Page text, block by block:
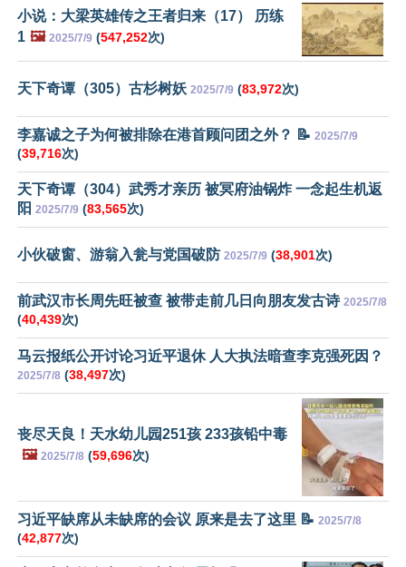
小说：大梁英雄传之王者归来（17） 历练
1 🖼️ 2025/7/9 (547,252次)
天下奇谭（305）古杉树妖 2025/7/9 (83,972次)
李嘉诚之子为何被排除在港首顾问团之外？ 📝 2025/7/9
(39,716次)
天下奇谭（304）武秀才亲历 被冥府油锅炸 一念起生机返
阳 2025/7/9 (83,565次)
小伙破窗、游翁入瓮与党国破防 2025/7/9 (38,901次)
前武汉市长周先旺被查 被带走前几日向朋友发古诗 2025/7/8
(40,439次)
马云报纸公开讨论习近平退休 人大执法暗查李克强死因？
2025/7/8 (38,497次)
丧尽天良！天水幼儿园251孩 233孩铅中毒
🖼️ 2025/7/8 (59,696次)
习近平缺席从未缺席的会议 原来是去了这里 📝 2025/7/8
(42,877次)